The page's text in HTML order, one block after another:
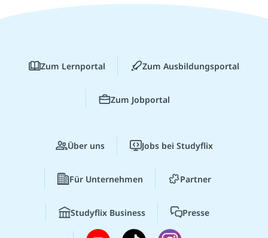
Zum Lernportal Zum Ausbildungsportal
Zum Jobportal
Über uns Jobs bei Studyflix
Für Unternehmen Partner
Studyflix Business Presse